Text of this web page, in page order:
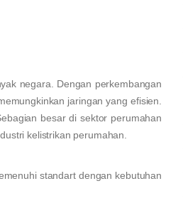
negara. Dengan perkembangan
jaringan yang efisien.
besar di sektor perumahan
kelistrikan perumahan.
standart dengan kebutuhan